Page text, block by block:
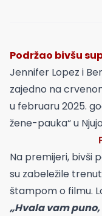
Podržao bivšu
Jennifer Lopez i
zajedno na
u februaru 2025.
žene-pauka“ u
Na premijeri, bivši
su zabeležile
štampom o filmu.
„Hvala vam